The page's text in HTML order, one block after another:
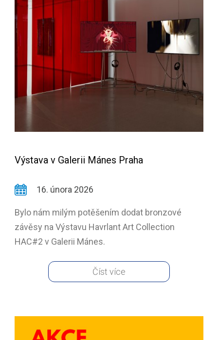
Výstava v Galerii Mánes Praha
16. února 2026
Bylo nám milým potěšením dodat bronzové
závěsy na Výstavu Havrlant Art Collection
HAC#2 v Galerii Mánes.
Číst více